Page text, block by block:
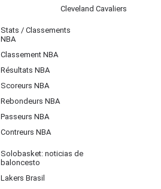
Cleveland Cavaliers
Stats / Classements
NBA
Classement NBA
Résultats NBA
Scoreurs NBA
Rebondeurs NBA
Passeurs NBA
Contreurs NBA
Solobasket: noticias de
baloncesto
Lakers Brasil